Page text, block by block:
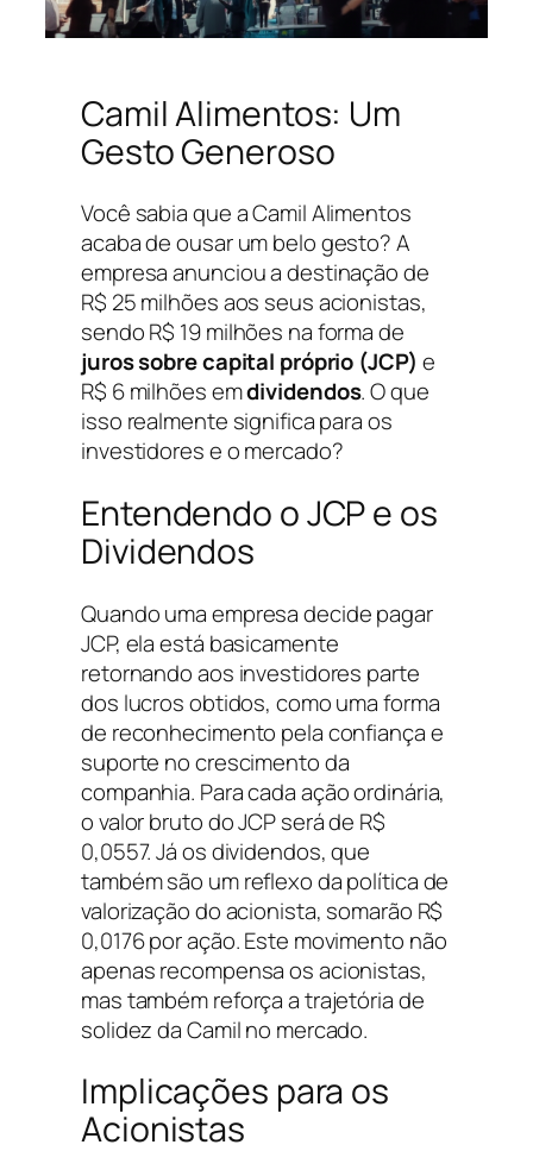
Camil Alimentos: Um
Gesto Generoso
Você sabia que a Camil Alimentos
acaba de ousar um belo gesto? A
empresa anunciou a destinação de
R$ 25 milhões aos seus acionistas,
sendo R$ 19 milhões na forma de
juros sobre capital próprio (JCP) e
R$ 6 milhões emdividendos. O que
isso realmente significa para os
investidores e o mercado?
Entendendo o JCP e os
Dividendos
Quando uma empresa decide pagar
JCP, ela está basicamente
retornando aos investidores parte
dos lucros obtidos, como uma forma
de reconhecimento pela confiança e
suporte no crescimento da
companhia. Para cada ação ordinária,
o valor bruto do JCP será de R$
0,0557. Já os dividendos, que
também são um reflexo da política de
valorização do acionista, somarão R$
0,0176 por ação. Este movimento não
apenas recompensa os acionistas,
mas também reforça a trajetória de
solidez da Camil no mercado.
Implicações para os
Acionistas